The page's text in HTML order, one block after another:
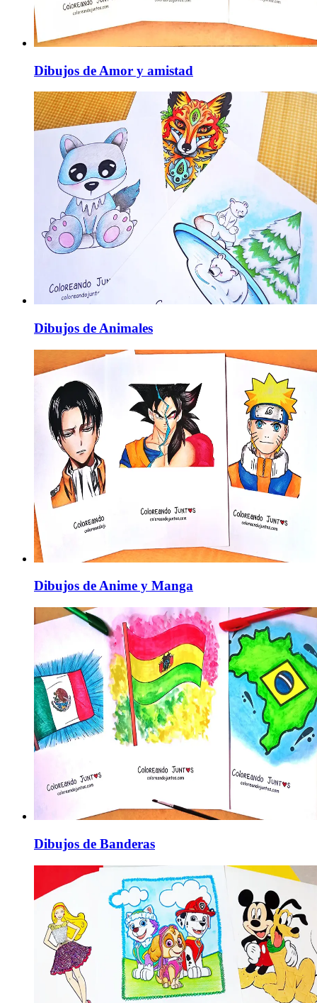
Dibujos de Amor y amistad
Dibujos de Animales
Dibujos de Anime y Manga
Dibujos de Banderas